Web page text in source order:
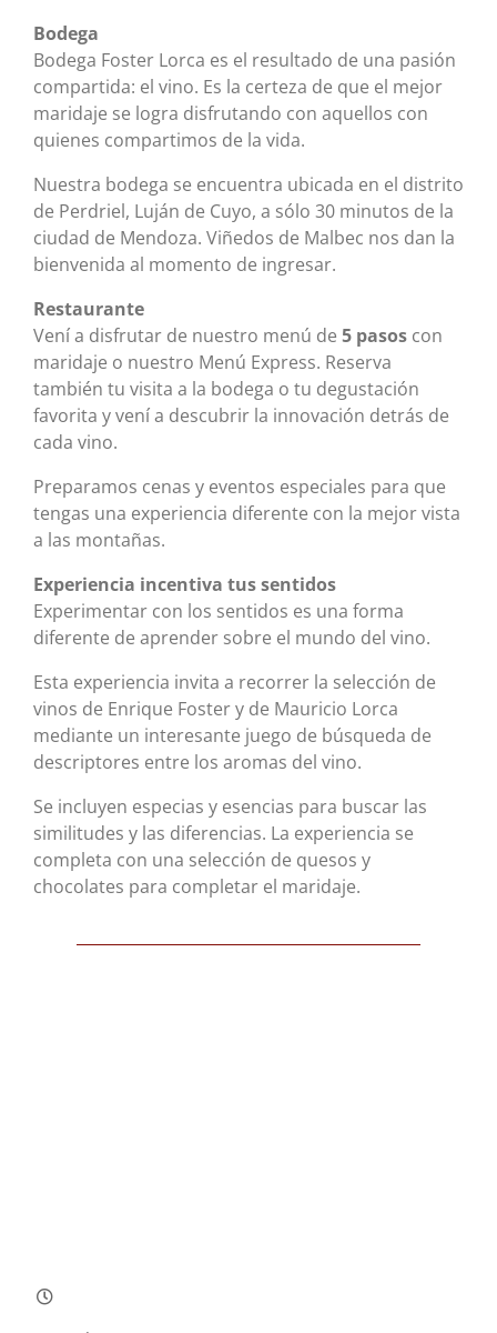
Bodega
Bodega Foster Lorca es el resultado de una pasión
compartida: el vino. Es la certeza de que el mejor
maridaje se logra disfrutando con aquellos con
quienes compartimos de la vida.
Nuestra bodega se encuentra ubicada en el distrito
de Perdriel, Luján de Cuyo, a sólo 30 minutos de la
ciudad de Mendoza. Viñedos de Malbec nos dan la
bienvenida al momento de ingresar.
Restaurante
Vení a disfrutar de nuestro menú de 5 pasos con
maridaje o nuestro Menú Express. Reserva
también tu visita a la bodega o tu degustación
favorita y vení a descubrir la innovación detrás de
cada vino.
Preparamos cenas y eventos especiales para que
tengas una experiencia diferente con la mejor vista
a las montañas.
Experiencia incentiva tus sentidos
Experimentar con los sentidos es una forma
diferente de aprender sobre el mundo del vino.
Esta experiencia invita a recorrer la selección de
vinos de Enrique Foster y de Mauricio Lorca
mediante un interesante juego de búsqueda de
descriptores entre los aromas del vino.
Se incluyen especias y esencias para buscar las
similitudes y las diferencias. La experiencia se
completa con una selección de quesos y
chocolates para completar el maridaje.